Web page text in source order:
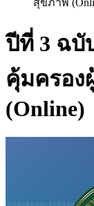
สุขภาพ
ปีที่ 3 ฉบั
คุ้มครอ
(Online)